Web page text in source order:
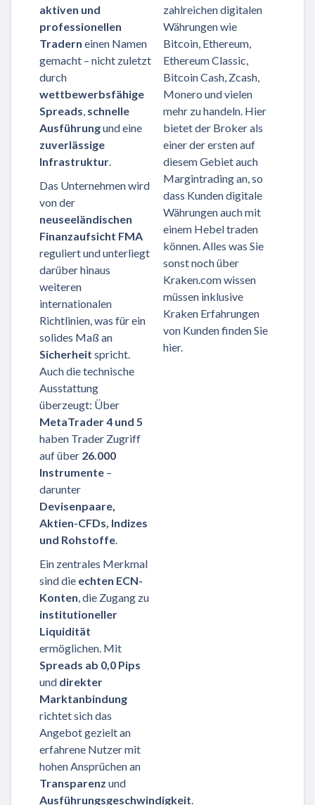
aktiven und
professionellen
Tradern einen Namen
gemacht – nicht zuletzt
durch
wettbewerbsfähige
Spreads schnelle
Ausführungund eine
zuverlässige
Infrastruktur
Das Unternehmen wird
von der
neuseeländischen
Finanzaufsicht FMA
reguliert und unterliegt
darüber hinaus
weiteren
internationalen
Richtlinien, was für ein
solides Maß an
Sicherheit spricht.
Auch die technische
Ausstattung
überzeugt: Über
MetaTrader 4 und 5
haben Trader Zugriff
auf über 26.000
Instrumente –
darunter
Devisenpaare,
Aktien-CFDs, Indizes
und Rohstoffe
Ein zentrales Merkmal
sind die echten ECN-
Konten , die Zugang zu
institutioneller
Liquidität
ermöglichen. Mit
Spreads ab 0,0 Pips
und direkter
Marktanbindung
richtet sich das
Angebot gezielt an
erfahrene Nutzer mit
hohen Ansprüchen an
Transparenz und
Ausführungsgeschwindigkeit
zahlreichen digitalen
Währungen wie
Bitcoin, Ethereum,
Ethereum Classic,
Bitcoin Cash, Zcash,
Monero und vielen
mehr zu handeln. Hier
bietet der Broker als
einer der ersten auf
diesem Gebiet auch
Margintrading an, so
dass Kunden digitale
Währungen auch mit
einem Hebel traden
können. Alles was Sie
sonst noch über
Kraken.com wissen
müssen inklusive
Kraken Erfahrungen
von Kunden finden Sie
hier.